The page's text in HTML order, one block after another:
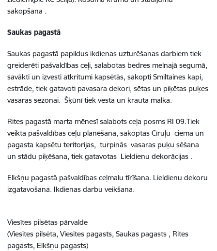
sakopšana .
Saukas pagastā
Saukas pagastā papildus ikdienas uzturēšanas darbiem tiek
greiderēti pašvaldības ceļi, salabotas bedres melnajā segumā,
savākti un izvesti atkritumi kapsētās, sakopti Smiltaines kapi,
estrāde, tiek gatavoti pavasara dekori, sētas un piķētas puķes
vasaras sezonai. Šķūnī tiek vesta un krauta malka.
Rites pagastā marta mēnesī salabots ceļa posms RI 09.Tiek
veikta pašvaldības ceļu planēšana, sakoptas Cīruļu ciema un
pagasta kapsētu teritorijas, turpinās vasaras puķu sēšana
un stādu piķēšana, tiek gatavotas Lieldienu dekorācijas .
Elkšņu pagastā pašvaldības ceļmalu tīrīšana. Lieldienu dekoru
izgatavošana. Ikdienas darbu veikšana.
Viesītes pilsētas pārvalde
(Viesītes pilsēta, Viesītes pagasts, Saukas pagasts , Rites
pagasts, Elkšņu pagasts)